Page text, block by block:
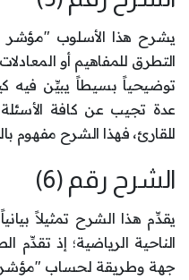
يشرح هذا الأسلوب
التطرق للمفاهيم أو
توضيحياً بسيطاً يبيِّن فيه
عدة تجيب عن كافة
للقارئ، فهذا الشرح مفهوم
الشرح رقم (6)
يقدِّم هذا الشرح تمثيلاً
الناحية الرياضية؛ إذ تقدِّم
جهة وطريقة لحساب "مؤشر